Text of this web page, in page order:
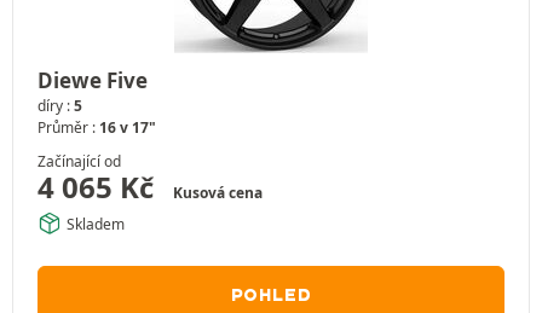
Diewe Five
díry :5
Průměr : 16 v 17"
Začínající od
4 065 Kč
Kusová cena
Skladem
POHLED